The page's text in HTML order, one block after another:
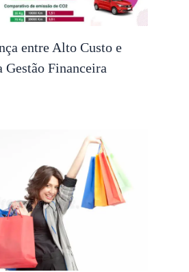
entre Alto Custo e
Gestão Financeira